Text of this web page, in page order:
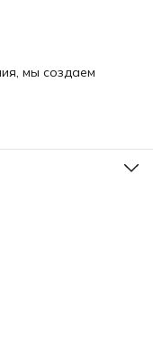
мы создаем